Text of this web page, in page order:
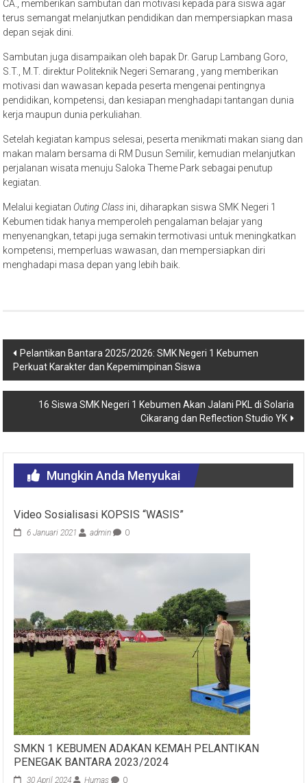
CA., memberikan sambutan dan motivasi kepada para siswa agar
terus semangat melanjutkan pendidikan dan mempersiapkan masa
depan sejak dini.
Sambutan juga disampaikan oleh bapak Dr. Garup Lambang Goro,
S.T., M.T. direktur Politeknik Negeri Semarang , yang memberikan
motivasi dan wawasan kepada peserta mengenai pentingnya
pendidikan, kompetensi, dan kesiapan menghadapi tantangan dunia
kerja maupun dunia perkuliahan.
Setelah kegiatan kampus selesai, peserta menikmati makan siang dan
makan malam bersama di RM Dusun Semilir, kemudian melanjutkan
perjalanan wisata menuju Saloka Theme Park sebagai penutup
kegiatan.
Melalui kegiatanOuting Class ini, diharapkan siswa SMK Negeri 1
Kebumen tidak hanya memperoleh pengalaman belajar yang
menyenangkan, tetapi juga semakin termotivasi untuk meningkatkan
kompetensi, memperluas wawasan, dan mempersiapkan diri
menghadapi masa depan yang lebih baik.
Pelantikan Bantara 2025/2026: SMK Negeri 1 Kebumen
Perkuat Karakter dan Kepemimpinan Siswa
16 Siswa SMK Negeri 1 Kebumen Akan Jalani PKL di Solaria
Cikarang dan Reflection Studio YK
Mungkin Anda Menyukai
Video Sosialisasi KOPSIS “WASIS”
6 Januari 2021 admin 0
SMKN 1 KEBUMEN ADAKAN KEMAH PELANTIKAN
PENEGAK BANTARA 2023/2024
30 April 2024 Humas 0